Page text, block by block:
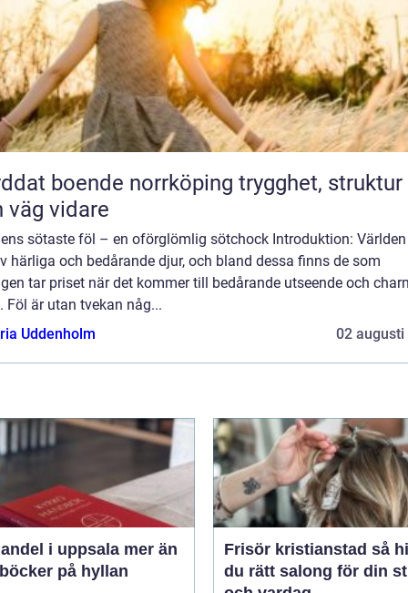
boende norrköping trygghet, struktur
väg vidare
sötaste föl – en oförglömlig sötchock Introduktion:
härliga och bedårande djur, och bland dessa finns de som
tar priset när det kommer till bedårande utseende och
Föl är utan tvekan någ...
Uddenholm
02 augusti
i uppsala mer än
på hyllan
Frisör kristianstad så hittar
du rätt salong för din